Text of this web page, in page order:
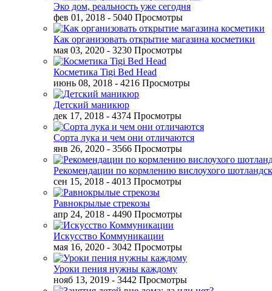
Эко дом, реальность уже сегодня
фев 01, 2018 - 5040 Просмотры
Как организовать открытие магазина косметики
мая 03, 2020 - 3230 Просмотры
Косметика Tigi Bed Head
июнь 08, 2018 - 4216 Просмотры
Детский маникюр
дек 17, 2018 - 4374 Просмотры
Сорта лука и чем они отличаются
янв 26, 2020 - 3566 Просмотры
Рекомендации по кормлению вислоухого
сен 15, 2018 - 4013 Просмотры
Равнокрылые стрекозы
апр 24, 2018 - 4490 Просмотры
Искусство Коммуникации
мая 16, 2020 - 3042 Просмотры
Уроки пения нужны каждому
нояб 13, 2019 - 3442 Просмотры